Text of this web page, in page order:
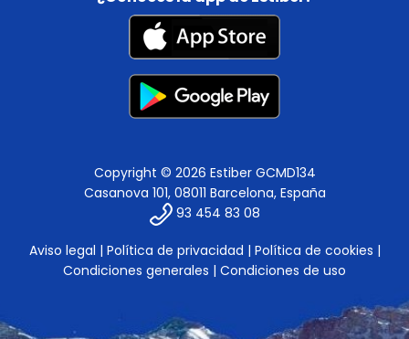
Copyright © 2026 Estiber GCMD134
Casanova 101, 08011 Barcelona, España
93 454 83 08
Aviso legal | Política de privacidad | Política de cookies |
Condiciones generales | Condiciones de uso